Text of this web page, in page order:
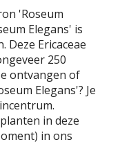
'Roseum
Elegans' is
Deze Ericaceae
250
ontvangen of
Elegans'? Je
in deze
in ons